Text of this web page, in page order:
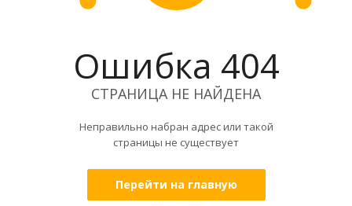
Ошибка 404
СТРАНИЦА НЕ НАЙДЕНА
Неправильно набран адрес или такой
страницы не существует
Перейти на главную